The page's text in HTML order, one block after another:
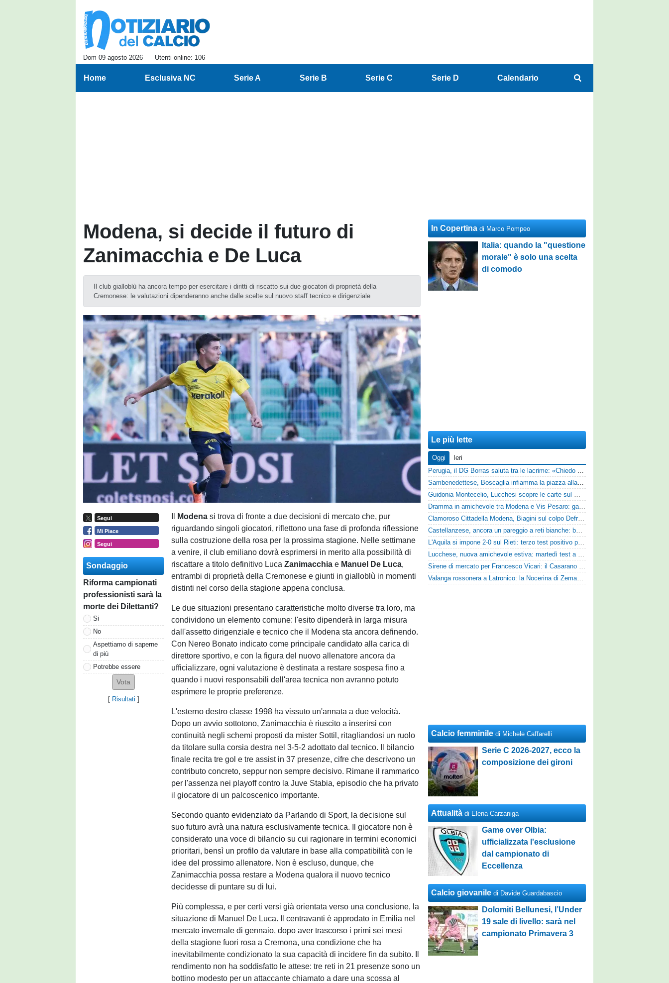
Dom 09 agosto 2026 Utenti online: 106
Home Esclusiva NC Serie A Serie B Serie C Serie D Calendario
Modena, si decide il futuro di
Zanimacchia e De Luca
Il club gialloblù ha ancora tempo per esercitare i diritti di riscatto sui due giocatori di proprietà della
Cremonese: le valutazioni dipenderanno anche dalle scelte sul nuovo staff tecnico e dirigenziale
Segui
Mi Piace
Segui
Sondaggio
Riforma campionati
professionisti sarà la
morte dei Dilettanti?
Si
No
Aspettiamo di saperne
di più
Potrebbe essere
[ Risultati ]
Modenasi trova di fronte a due decisioni di mercato che, pur
riguardando singoli giocatori, riflettono una fase di profonda riflessione
sulla costruzione della rosa per la prossima stagione. Nelle settimane
a venire, il club emiliano dovrà esprimersi in merito alla possibilità di
riscattare a titolo definitivo LucaZanimacchiae Manuel De Luca,
entrambi di proprietà della Cremonese e giunti in gialloblù in momenti
distinti nel corso della stagione appena conclusa.
Le due situazioni presentano caratteristiche molto diverse tra loro, ma
condividono un elemento comune: l'esito dipenderà in larga misura
dall'assetto dirigenziale e tecnico che il Modena sta ancora definendo.
Con Nereo Bonato indicato come principale candidato alla carica di
direttore sportivo, e con la figura del nuovo allenatore ancora da
ufficializzare, ogni valutazione è destinata a restare sospesa fino a
quando i nuovi responsabili dell'area tecnica non avranno potuto
esprimere le proprie preferenze.
L'esterno destro classe 1998 ha vissuto un'annata a due velocità.
Dopo un avvio sottotono, Zanimacchia è riuscito a inserirsi con
continuità negli schemi proposti da mister Sottil, ritagliandosi un ruolo
da titolare sulla corsia destra nel 3-5-2 adottato dal tecnico. Il bilancio
finale recita tre gol e tre assist in 37 presenze, cifre che descrivono un
contributo concreto, seppur non sempre decisivo. Rimane il rammarico
per l'assenza nei playoff contro la Juve Stabia, episodio che ha privato
il giocatore di un palcoscenico importante.
Secondo quanto evidenziato da Parlando di Sport, la decisione sul
suo futuro avrà una natura esclusivamente tecnica. Il giocatore non è
considerato una voce di bilancio su cui ragionare in termini economici
prioritari, bensì un profilo da valutare in base alla compatibilità con le
idee del prossimo allenatore. Non è escluso, dunque, che
Zanimacchia possa restare a Modena qualora il nuovo tecnico
decidesse di puntare su di lui.
Più complessa, e per certi versi già orientata verso una conclusione, la
situazione di Manuel De Luca. Il centravanti è approdato in Emilia nel
mercato invernale di gennaio, dopo aver trascorso i primi sei mesi
della stagione fuori rosa a Cremona, una condizione che ha
inevitabilmente condizionato la sua capacità di incidere fin da subito. Il
rendimento non ha soddisfatto le attese: tre reti in 21 presenze sono un
bottino modesto per un attaccante chiamato a dare una scossa al
In Copertina di Marco Pompeo
Italia: quando la "questione
morale" è solo una scelta
di comodo
Le più lette
Oggi
Ieri
Perugia, il DG Borras saluta tra le lacrime: «Chiedo scusa a tifosi e famiglia, Faroni ha perso tantissimi soldi»
Sambenedettese, Boscaglia infiamma la piazza alla presentazione: «Senza di voi non saremmo nulla, vi promettiamo lavoro e maglia sudata»
Guidonia Montecelio, Lucchesi scopre le carte sul mercato: «Siamo contenti del lavoro fatto, puntiamo dritti ai playoff»
Dramma in amichevole tra Modena e Vis Pesaro: gara sospesa per il grave infortunio di Sersanti
Clamoroso Cittadella Modena, Biagini sul colpo Defrel: «Per noi rappresenta un sogno, a volte si realizzano»
Castellanzese, ancora un pareggio a reti bianche: buone risposte per Bolzoni col Club Milano
L'Aquila si impone 2-0 sul Rieti: terzo test positivo per la squadra di Andreucci
Lucchese, nuova amichevole estiva: martedì test a Montepulciano contro il Taranto
Sirene di mercato per Francesco Vicari: il Casarano piomba sul difensore del Bari
Valanga rossonera a Latronico: la Nocerina di Zeman ne fa 9 all'Atletico Agromonte
Calcio femminile di Michele Caffarelli
Serie C 2026-2027, ecco la
composizione dei gironi
Attualità di Elena Carzaniga
Game over Olbia:
ufficializzata l'esclusione
dal campionato di
Eccellenza
Calcio giovanile di Davide Guardabascio
Dolomiti Bellunesi, l’Under
19 sale di livello: sarà nel
campionato Primavera 3